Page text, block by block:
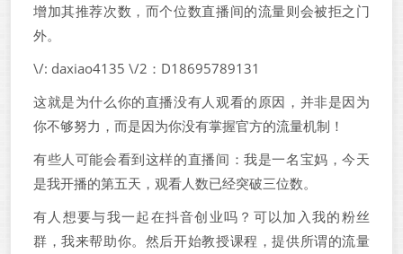
增加其推荐次数，而个位数直播间的流量则会被拒之门
外。
\/: daxiao4135 \/2：D18695789131
这就是为什么你的直播没有人观看的原因，并非是因为
你不够努力，而是因为你没有掌握官方的流量机制！
有些人可能会看到这样的直播间：我是一名宝妈，今天
是我开播的第五天，观看人数已经突破三位数。
有人想要与我一起在抖音创业吗？可以加入我的粉丝
群，我来帮助你。然后开始教授课程，提供所谓的流量